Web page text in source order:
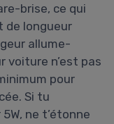
brise, ce qui
de longueur
allume-
voiture n’est pas
pour
Si tu
ne t’étonne